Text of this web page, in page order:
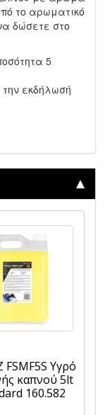
το αρωματικό
δώσετε στο
5
την εκδήλωσή
FSMF5S Υγρό
καπνού 5lt
160.582